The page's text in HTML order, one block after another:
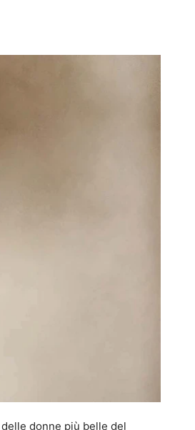
donne più belle del